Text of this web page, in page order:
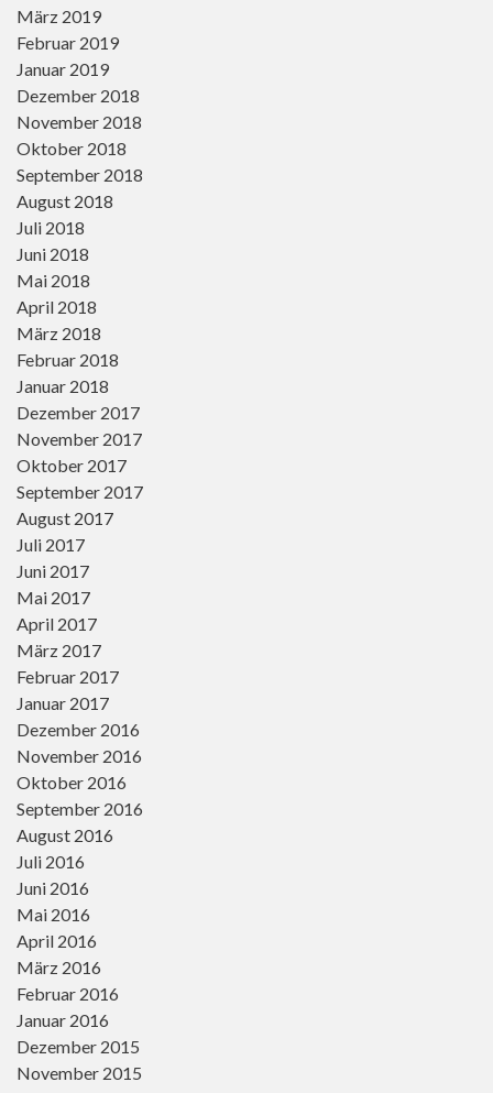
März 2019
Februar 2019
Januar 2019
Dezember 2018
November 2018
Oktober 2018
September 2018
August 2018
Juli 2018
Juni 2018
Mai 2018
April 2018
März 2018
Februar 2018
Januar 2018
Dezember 2017
November 2017
Oktober 2017
September 2017
August 2017
Juli 2017
Juni 2017
Mai 2017
April 2017
März 2017
Februar 2017
Januar 2017
Dezember 2016
November 2016
Oktober 2016
September 2016
August 2016
Juli 2016
Juni 2016
Mai 2016
April 2016
März 2016
Februar 2016
Januar 2016
Dezember 2015
November 2015